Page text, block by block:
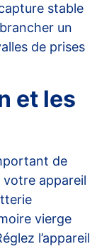
stable
un
de prises
et les
de
votre appareil
vierge
l’appareil